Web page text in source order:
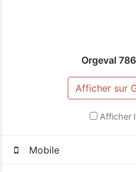
Orgeval
Afficher sur
Afficher
Mobile